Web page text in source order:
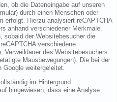
ob die Dateneingabe auf unseren
durch einen Menschen oder
erfolgt. Hierzu analysiert reCAPTCHA
anhand verschiedener Merkmale.
sobald der Websitebesucher die
verschiedene
Verweildauer des Websitebesuchers
Mausbewegungen). Die bei der
weitergeleitet.
im Hintergrund.
hingewiesen, dass eine Analyse